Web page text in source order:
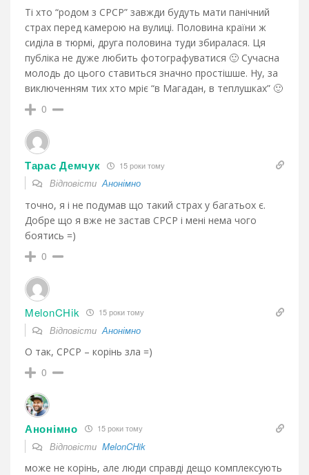
Ті хто “родом з СРСР” завжди будуть мати панічний
страх перед камерою на вулиці. Половина країни ж
сиділа в тюрмі, друга половина туди збиралася. Ця
публіка не дуже любить фотографуватися 🙂 Сучасна
молодь до цього ставиться значно простішше. Ну, за
виключенням тих хто мріє “в Магадан, в теплушках” 🙂
0
Тарас Демчук 15 роки тому
ВідповістиАнонімно
точно, я і не подумав що такий страх у багатьох є.
Добре що я вже не застав СРСР і мені нема чого
боятись =)
0
MelonCHik 15 роки тому
Відповісти Анонімно
О так, СРСР – корінь зла =)
0
Анонімно 15 роки тому
Відповісти MelonCHik
може не корінь, але люди справді дещо комплексують